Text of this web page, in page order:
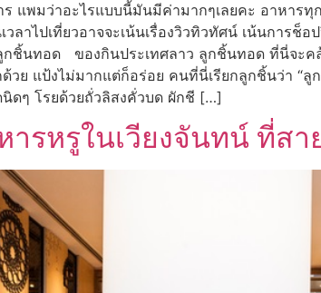
แพมว่าอะไรแบบนี้มันมีค่ามากๆเลยคะ อาหารทุก
วลาไปเที่ยวอาจจะเน้นเรื่องวิวทิวทัศน์ เน้นการช็
ชิ้นทอด ของกินประเทศลาว ลูกชิ้นทอด ที่นี่จะค
ย แป้งไม่มากแต่ก็อร่อย คนที่นี่เรียกลูกชิ้นว่า “ลูก
ดๆ โรยด้วยถั่วลิสงคั่วบด ผักชี […]
รหรูในเวียงจันทน์ ที่ส